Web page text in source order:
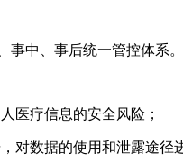
中、事后统一管控体系。
医疗信息的安全风险；
对数据的使用和泄露途